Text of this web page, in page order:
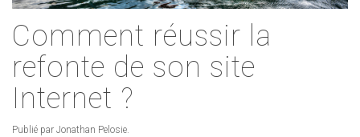
Comment réussir la
refonte de son site
Internet ?
Publié par Jonathan Pelosie.